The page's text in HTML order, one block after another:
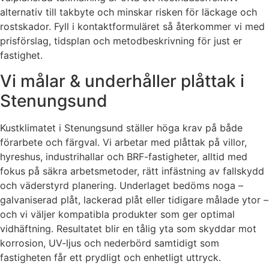
alternativ till takbyte och minskar risken för läckage och
rostskador. Fyll i kontaktformuläret så återkommer vi med
prisförslag, tidsplan och metodbeskrivning för just er
fastighet.
Vi målar & underhåller plåttak i
Stenungsund
Kustklimatet i Stenungsund ställer höga krav på både
förarbete och färgval. Vi arbetar med plåttak på villor,
hyreshus, industrihallar och BRF-fastigheter, alltid med
fokus på säkra arbetsmetoder, rätt infästning av fallskydd
och väderstyrd planering. Underlaget bedöms noga –
galvaniserad plåt, lackerad plåt eller tidigare målade ytor –
och vi väljer kompatibla produkter som ger optimal
vidhäftning. Resultatet blir en tålig yta som skyddar mot
korrosion, UV-ljus och nederbörd samtidigt som
fastigheten får ett prydligt och enhetligt uttryck.